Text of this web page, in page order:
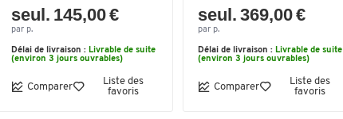
seul. 145,00 €
par p.
Délai de livraison : Livrable de suite
(environ 3 jours ouvrables)
Comparer
Liste des
favoris
seul. 369,00 €
par p.
Délai de livraison : Livrable de suite
(environ 3 jours ouvrables)
Comparer
Liste des
favoris